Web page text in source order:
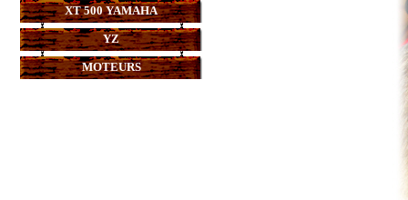
XT 500 YAMAHA
YZ
MOTEURS